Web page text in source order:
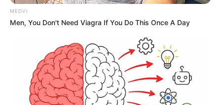
MEDVI
Men, You Don't Need Viagra If You Do This Once A Day